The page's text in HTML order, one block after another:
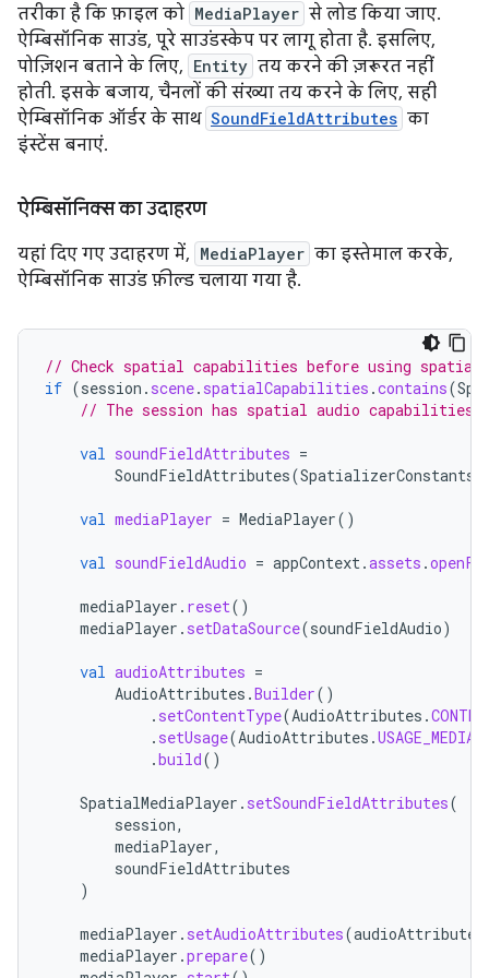
तरीका है कि फ़ाइल को MediaPlayer से लोड किया जाए.
ऐम्बिसॉनिक साउंड, पूरे साउंडस्केप पर लागू होता है. इसलिए,
पोज़िशन बताने के लिए, Entity तय करने की ज़रूरत नहीं
होती. इसके बजाय, चैनलों की संख्या तय करने के लिए, सही
ऐम्बिसॉनिक ऑर्डर के साथ SoundFieldAttributes का
इंस्टेंस बनाएं.
ऐम्बिसॉनिक्स का उदाहरण
यहां दिए गए उदाहरण में, MediaPlayer का इस्तेमाल करके,
ऐम्बिसॉनिक साउंड फ़ील्ड चलाया गया है.
// Check spatial capabilities before using spatial
if (session . scene. spatialCapabilities .contains(
// The session has spatial audio capabilities
val soundFieldAttributes =
SoundFieldAttributes(SpatializerConstants
val mediaPlayer = MediaPlayer()
val soundFieldAudio = appContext.assets .openFd
mediaPlayer . reset()
mediaPlayer . setDataSource(soundFieldAudio)
val audioAttributes =
AudioAttributes .Builder()
. setContentType(AudioAttributes .
. setUsage(AudioAttributes .USAGE_MEDIA
.build()
SpatialMediaPlayer . setSoundFieldAttributes(
session,
mediaPlayer,
soundFieldAttributes
)
mediaPlayer . setAudioAttributes(audioAttributes
mediaPlayer .prepare()